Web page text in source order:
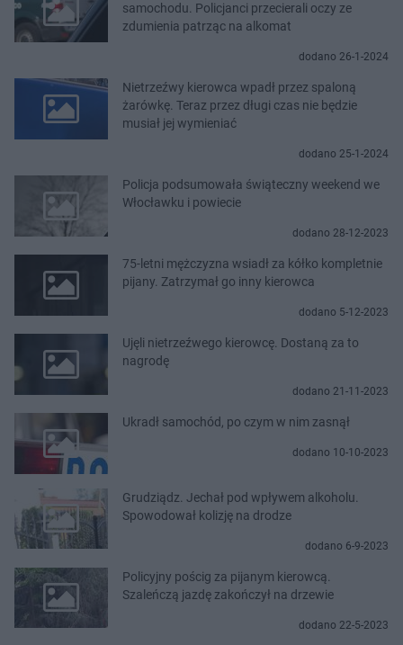
samochodu. Policjanci przecierali oczy ze
zdumienia patrząc na alkomat
dodano 26-1-2024
Nietrzeźwy kierowca wpadł przez spaloną
żarówkę. Teraz przez długi czas nie będzie
musiał jej wymieniać
dodano 25-1-2024
Policja podsumowała świąteczny weekend we
Włocławku i powiecie
dodano 28-12-2023
75-letni mężczyzna wsiadł za kółko kompletnie
pijany. Zatrzymał go inny kierowca
dodano 5-12-2023
Ujęli nietrzeźwego kierowcę. Dostaną za to
nagrodę
dodano 21-11-2023
Ukradł samochód, po czym w nim zasnął
dodano 10-10-2023
Grudziądz. Jechał pod wpływem alkoholu.
Spowodował kolizję na drodze
dodano 6-9-2023
Policyjny pościg za pijanym kierowcą.
Szaleńczą jazdę zakończył na drzewie
dodano 22-5-2023